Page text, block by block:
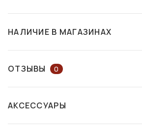
НАЛИЧИЕ В МАГАЗИНАХ
ОТЗЫВЫ 0
ВОПРОС КОНСУЛЬТАНТУ
АКСЕССУАРЫ